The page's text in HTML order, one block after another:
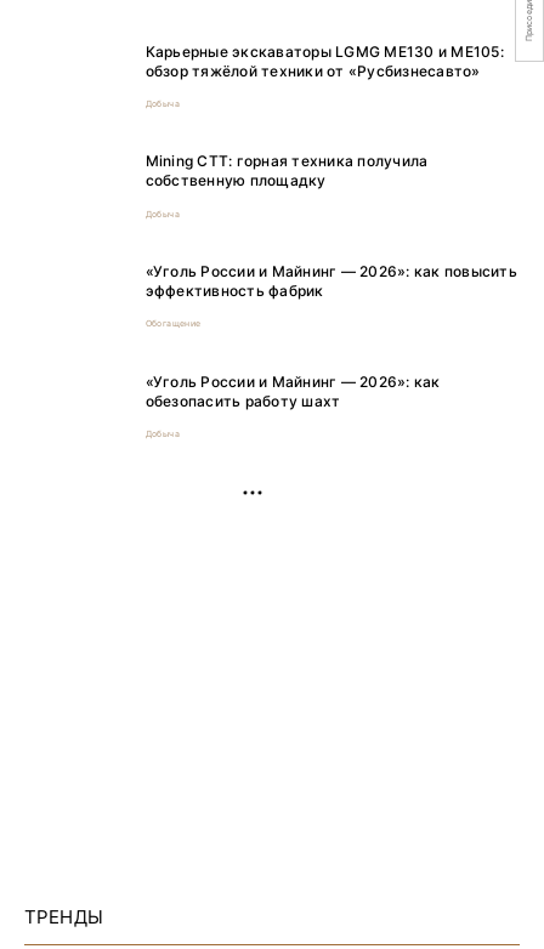
Карьерные экскаваторы LGMG ME130 и ME105:
обзор тяжёлой техники от «Русбизнесавто»
Добыча
Mining CTT: горная техника получила
собственную площадку
Добыча
«Уголь России и Майнинг — 2026»: как повысить
эффективность фабрик
Обогащение
«Уголь России и Майнинг — 2026»: как
обезопасить работу шахт
Добыча
ТРЕНДЫ